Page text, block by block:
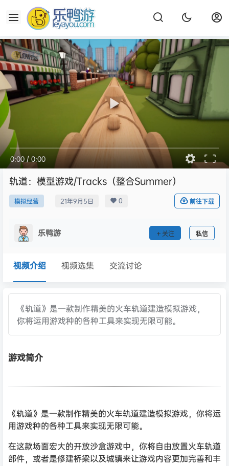
0:00 / 0:00
轨道：模型游戏/Tracks（整合Summer）
模拟经营 21年9月5日 0 前往下载
乐鸭游 关注 私信
视频介绍 视频选集 交流讨论
《轨道》是一款制作精美的火车轨道建造模拟游戏，
你将运用游戏种的各种工具来实现无限可能。
游戏简介
《轨道》是一款制作精美的火车轨道建造模拟游戏，你将运
用游戏种的各种工具来实现无限可能。
在这款场面宏大的开放沙盒游戏中，你将自由放置火车轨道
部件，或者是修建桥梁以及城镇来让游戏内容更加完善和丰